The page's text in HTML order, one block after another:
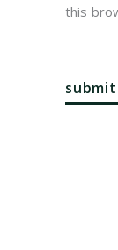
this